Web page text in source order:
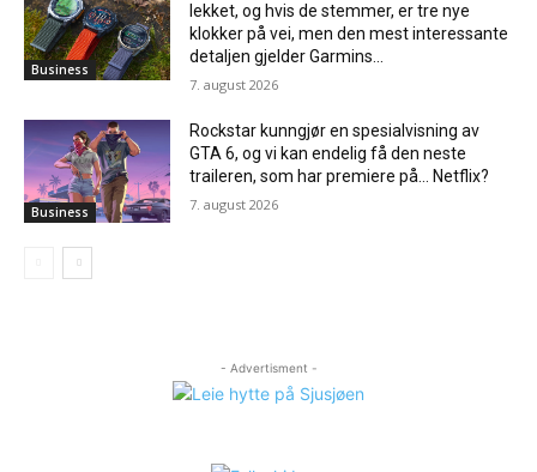
Business
lekket, og hvis de stemmer, er tre nye
klokker på vei, men den mest interessante
detaljen gjelder Garmins...
7. august 2026
Business
Rockstar kunngjør en spesialvisning av
GTA 6, og vi kan endelig få den neste
traileren, som har premiere på… Netflix?
7. august 2026
- Advertisment -